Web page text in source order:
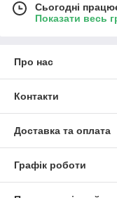
Сьогодні
Показати весь
Про нас
Контакти
Доставка та оплата
Графік роботи